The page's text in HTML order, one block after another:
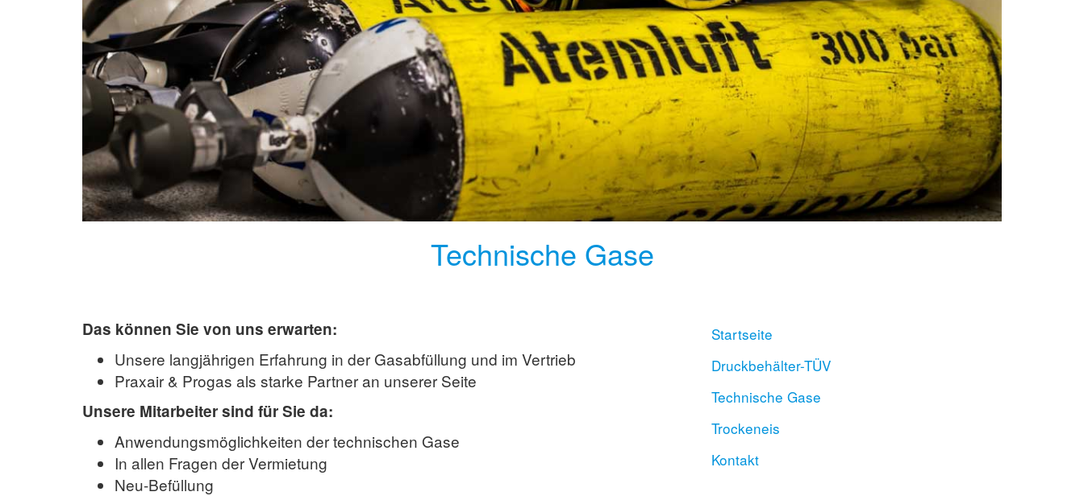
Technische Gase
Das können Sie von uns erwarten:
Unsere langjährigen Erfahrung in der Gasabfüllung und im Vertrieb
Praxair & Progas als starke Partner an unserer Seite
Unsere Mitarbeiter sind für Sie da:
Anwendungsmöglichkeiten der technischen Gase
In allen Fragen der Vermietung
Neu-Befüllung
Startseite
Druckbehälter-TÜV
Technische Gase
Trockeneis
Kontakt